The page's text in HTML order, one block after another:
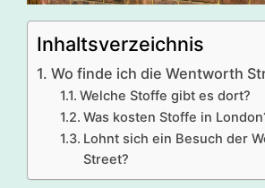
Inhaltsverzeichnis
Wo finde ich die Wentworth
Welche Stoffe gibt es dort?
Was kosten Stoffe in
Lohnt sich ein Besuch der
Street?